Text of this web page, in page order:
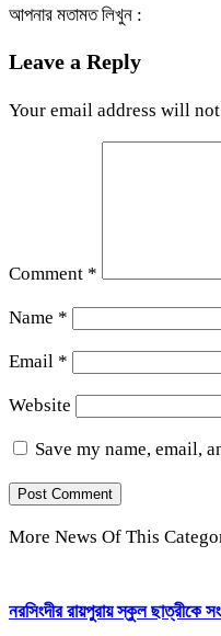
আপনার মতামত লিখুন :
Leave a Reply
Your email address will
Comment *
Name *
Email *
Website
Save my name, email,
More News Of This
নরসিংদীর রায়পুরায় স্কুল ছাত্রীকে